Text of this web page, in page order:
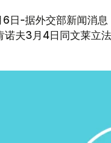
日-据外交部新闻消
诺夫3月4日同文莱立